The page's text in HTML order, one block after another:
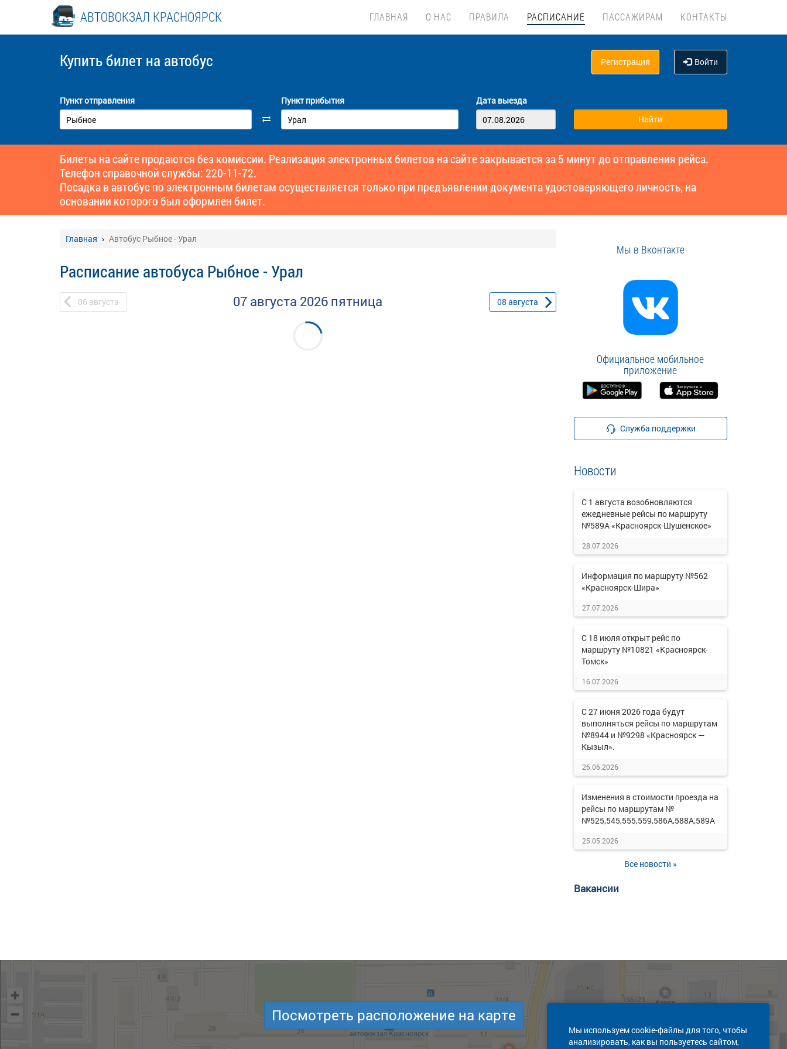
АВТОВОКЗАЛ КРАСНОЯРСК ГЛАВНАЯ О НАС ПРАВИЛА РАСПИСАНИЕ ПАССАЖИРАМ КОНТАКТЫ
Купить билет на автобус Регистрация Войти
Пункт отправления Пункт прибытия Дата выезда
Билеты на сайте продаются без комиссии. Реализация электронных билетов на сайте закрывается за 5 минут до отправления рейса.
Телефон справочной службы: 220-11-72.
Посадка в автобус по электронным билетам осуществляется только при предъявлении документа удостоверяющего личность, на
основании которого был оформлен билет.
Главная Автобус Рыбное - Урал
Расписание автобуса Рыбное - Урал
06 августа 07 августа 2026 пятница 08 августа
Мы в Вконтакте
Официальное мобильное
приложение
Служба поддержки
Новости
С 1 августа возобновляются
ежедневные рейсы по маршруту
№589А «Красноярск-Шушенское»
28.07.2026
Информация по маршруту №562
«Красноярск-Шира»
27.07.2026
С 18 июля открыт рейс по
маршруту №10821 «Красноярск-
Томск»
16.07.2026
С 27 июня 2026 года будут
выполняться рейсы по маршрутам
№8944 и №9298 «Красноярск —
Кызыл».
26.06.2026
Изменения в стоимости проезда на
рейсы по маршрутам №
№525,545,555,559,586А,588А,589А
25.05.2026
Все новости »
Вакансии
Мы используем cookie-файлы для того, чтобы
анализировать, как вы пользуетесь сайтом,
Посмотреть расположение на карте